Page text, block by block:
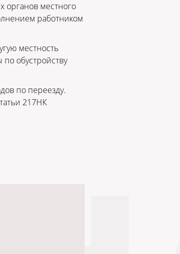
органов местного
работником
местность
обустройству
по переезду.
217НК